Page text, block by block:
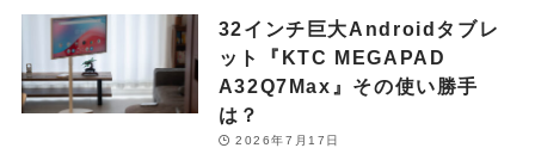
32インチ巨大Androidタブレ
ット『KTC MEGAPAD
A32Q7Max』その使い勝手
は？
2026年7月17日